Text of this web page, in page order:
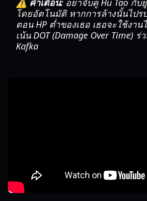
⚠️ คำเตือน: อย่าจับคู่ Hu Tao กั
โดยอัตโนมัติ หากการล้างนั้นไปร
ตอน HP ต่ำของเธอ เธอจะใช้งา
เน้น DOT (Damage Over Time)
Kafka